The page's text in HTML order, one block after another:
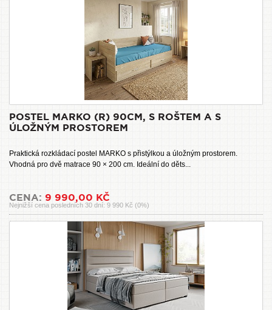
POSTEL MARKO (R) 90CM, S ROŠTEM A S
ÚLOŽNÝM PROSTOREM
Praktická rozkládací postel MARKO s přistýlkou a úložným prostorem.
Vhodná pro dvě matrace 90 × 200 cm. Ideální do děts...
CENA: 9 990,00 KČ
Nejnižší cena posledních 30 dní: 9 990 Kč (0%)